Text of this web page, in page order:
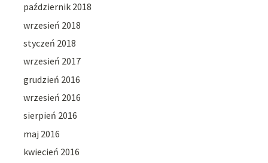
październik 2018
wrzesień 2018
styczeń 2018
wrzesień 2017
grudzień 2016
wrzesień 2016
sierpień 2016
maj 2016
kwiecień 2016